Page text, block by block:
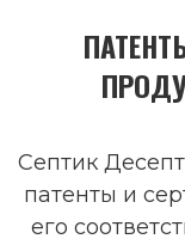
Септик
патенты и
его